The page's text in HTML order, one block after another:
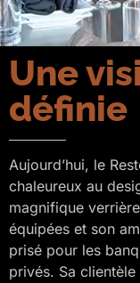
Une
définie
Aujourd’hui, le
chaleureux au
magnifique
équipées et son
prisé pour les
privés. Sa